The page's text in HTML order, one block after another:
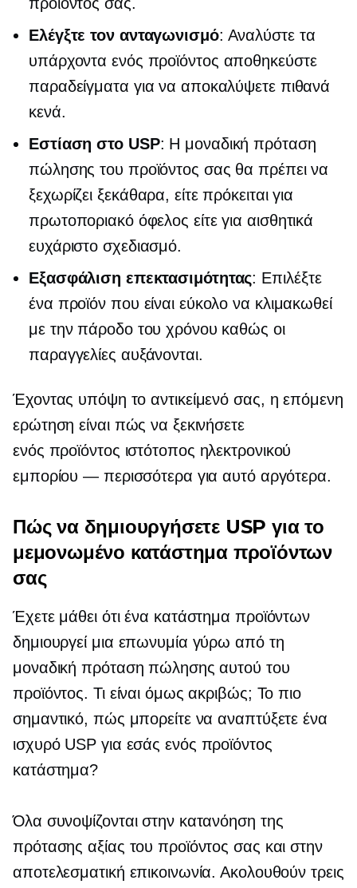
Ελέγξτε τον ανταγωνισμό: Αναλύστε τα
υπάρχονταενός προϊόντος αποθηκεύστε
παραδείγματα για να αποκαλύψετε πιθανά
κενά.
Εστίαση στο USP: Η μοναδική πρόταση
πώλησης του προϊόντος σας θα πρέπει να
ξεχωρίζει ξεκάθαρα, είτε πρόκειται για
πρωτοποριακό όφελος είτε για αισθητικά
ευχάριστο σχεδιασμό.
Εξασφάλιση επεκτασιμότητας: Επιλέξτε
ένα προϊόν που είναι εύκολο να κλιμακωθεί
με την πάροδο του χρόνου καθώς οι
παραγγελίες αυξάνονται.
Έχοντας υπόψη το αντικείμενό σας, η επόμενη
ερώτηση είναι πώς να ξεκινήσετε
ενός προϊόντος ιστότοπος ηλεκτρονικού
εμπορίου — περισσότερα για αυτό αργότερα.
Πώς να δημιουργήσετε USP για το
μεμονωμένο κατάστημα προϊόντων
σας
Έχετε μάθει ότι ένα κατάστημα προϊόντων
δημιουργεί μια επωνυμία γύρω από τη
μοναδική πρόταση πώλησης αυτού του
προϊόντος. Τι είναι όμως ακριβώς; Το πιο
σημαντικό, πώς μπορείτε να αναπτύξετε ένα
ισχυρό USP για εσάς ενός προϊόντος
κατάστημα?
Όλα συνοψίζονται στην κατανόηση της
πρότασης αξίας του προϊόντος σας και στην
αποτελεσματική επικοινωνία. Ακολουθούν τρεις